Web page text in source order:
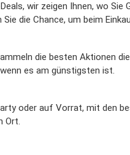
wir zeigen Ihnen, wo
die Chance, um beim
die besten Aktionen
es am günstigsten ist.
oder auf Vorrat, mit den
Ort.